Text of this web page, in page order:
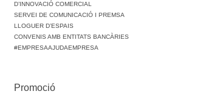
D’INNOVACIÓ COMERCIAL
SERVEI DE COMUNICACIÓ I PREMSA
LLOGUER D’ESPAIS
CONVENIS AMB ENTITATS BANCÀRIES
#EMPRESAAJUDAEMPRESA
Promoció